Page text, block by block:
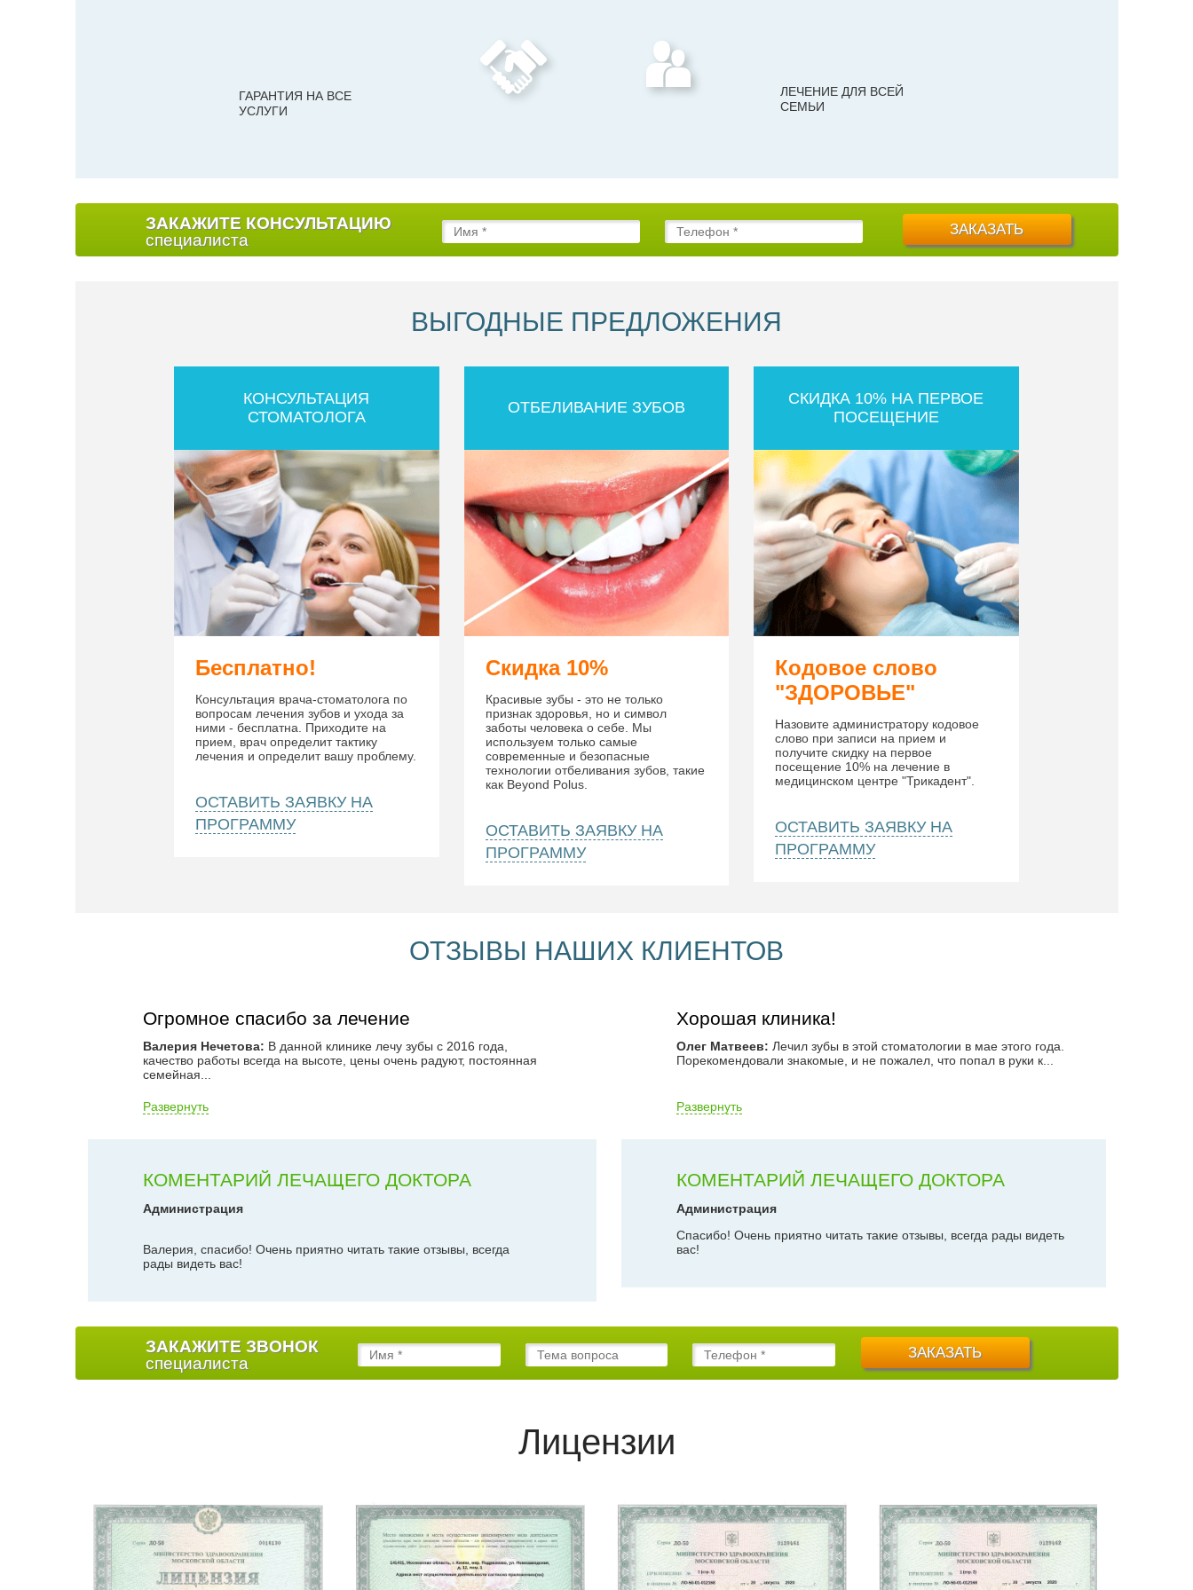
ЛЕЧЕНИЕ ДЛЯ ВСЕЙ
СЕМЬИ
ГАРАНТИЯ НА ВСЕ
УСЛУГИ
ЗАКАЖИТЕ КОНСУЛЬТАЦИЮ
специалиста
ВЫГОДНЫЕ ПРЕДЛОЖЕНИЯ
КОНСУЛЬТАЦИЯ
СТОМАТОЛОГА
Бесплатно!
Консультация врача-стоматолога по
вопросам лечения зубов и ухода за
ними - бесплатна. Приходите на
прием, врач определит тактику
лечения и определит вашу проблему.
ОСТАВИТЬ ЗАЯВКУ НА
ПРОГРАММУ
ОТБЕЛИВАНИЕ ЗУБОВ
Скидка 10%
Красивые зубы - это не только
признак здоровья, но и символ
заботы человека о себе. Мы
используем только самые
современные и безопасные
технологии отбеливания зубов, такие
как Beyond Polus.
ОСТАВИТЬ ЗАЯВКУ НА
ПРОГРАММУ
СКИДКА 10% НА ПЕРВОЕ
ПОСЕЩЕНИЕ
Кодовое слово
"ЗДОРОВЬЕ"
Назовите администратору кодовое
слово при записи на прием и
получите скидку на первое
посещение 10% на лечение в
медицинском центре "Трикадент".
ОСТАВИТЬ ЗАЯВКУ НА
ПРОГРАММУ
ОТЗЫВЫ НАШИХ КЛИЕНТОВ
Огромное спасибо за лечение
Валерия Нечетова: В данной клинике лечу зубы с 2016 года,
качество работы всегда на высоте, цены очень радуют, постоянная
семейная
Развернуть
КОМЕНТАРИЙ ЛЕЧАЩЕГО ДОКТОРА
Администрация
Валерия, спасибо! Очень приятно читать такие отзывы, всегда
рады видеть вас!
Хорошая клиника!
Олег Матвеев: Лечил зубы в этой стоматологии в мае этого года.
Порекомендовали знакомые, и не пожалел, что попал в руки к...
Развернуть
КОМЕНТАРИЙ ЛЕЧАЩЕГО ДОКТОРА
Администрация
Спасибо! Очень приятно читать такие отзывы, всегда рады видеть
вас!
ЗАКАЖИТЕ ЗВОНОК
специалиста
Лицензии